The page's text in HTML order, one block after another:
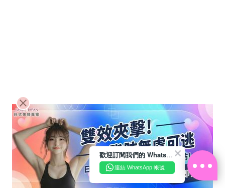
歡迎訂閱我們的 WhatsApp Business 帳號
連結 WhatsApp 帳號